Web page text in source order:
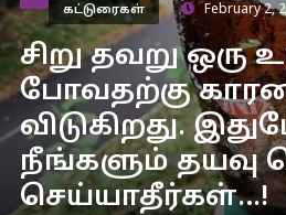
கட்டுரைகள் February 2,
சிறு தவறு ஒரு
போவதற்கு
விடுகிறது.
நீங்களும் தயவு
செய்யாதீர்கள்…!